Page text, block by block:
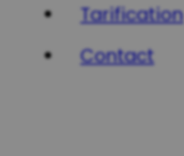
Tarification
Contact